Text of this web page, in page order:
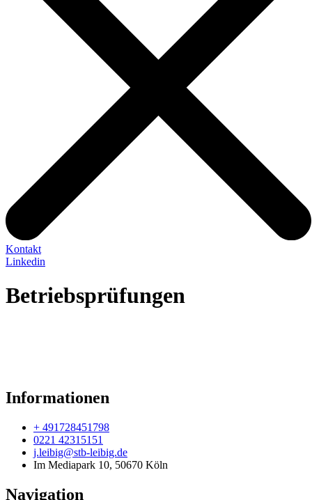
Kontakt
Linkedin
Betriebsprüfungen
Informationen
+ 491728451798
0221 42315151
j.leibig@stb-leibig.de
Im Mediapark 10, 50670 Köln
Navigation